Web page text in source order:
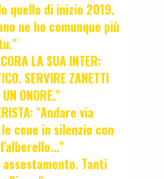
quello di inizio 2019.
ne ho comunque più
LA SUA INTER:
SERVIRE ZANETTI
ONORE."
"Andare via
cene in silenzio con
assestamento. Tanti